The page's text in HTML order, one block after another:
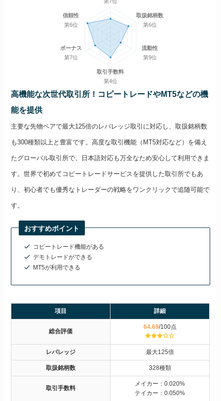
取扱銘柄数
第6位
流動性
第9位
取引手数料
第4位
ボーナス
第7位
信頼性
第6位
高機能な次世代取引所！コピートレードやMT5などの機
能を提供
主要な先物ペアで最大125倍のレバレッジ取引に対応し、取扱銘柄数
も300種類以上と豊富です。高度な取引機能（MT5対応など）を備え
たグローバル取引所で、日本語対応も万全なため安心して利用できま
す。世界で初めてコピートレードサービスを提供した取引所でもあ
り、初心者でも優秀なトレーダーの戦略をワンクリックで追随可能で
す。
おすすめポイント
コピートレード機能がある
デモトレードができる
MT5が利用できる
項目 詳細
総合評価
64.69/100点
レバレッジ 最大125倍
取扱銘柄数 328種類
取引手数料
メイカー：0.020%
テイカー：0.050%